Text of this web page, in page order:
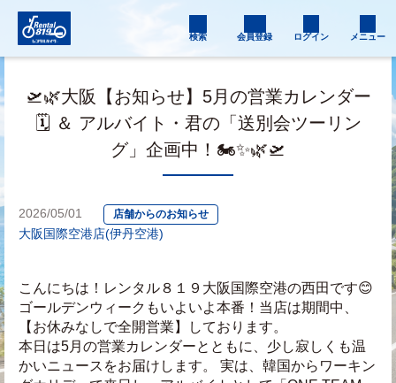
検索 会員登録 ログイン メニュー
🛫🌿大阪【お知らせ】5月の営業カレンダー
🗓️ ＆ アルバイト・君の「送別会ツーリン
グ」企画中！🏍️✨🌿🛫
2026/05/01 店舗からのお知らせ
大阪国際空港店(伊丹空港)
こんにちは！レンタル８１９大阪国際空港の西田です😊
ゴールデンウィークもいよいよ本番！当店は期間中、
【お休みなしで全開営業】しております。
本日は5月の営業カレンダーとともに、少し寂しくも温
かいニュースをお届けします。 実は、韓国からワーキン